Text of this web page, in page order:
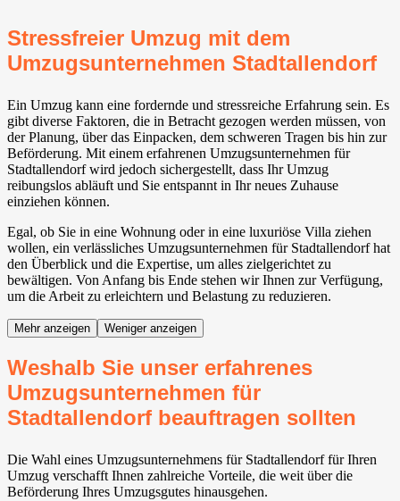
Stressfreier Umzug mit dem
Umzugsunternehmen Stadtallendorf
Ein Umzug kann eine fordernde und stressreiche Erfahrung sein. Es
gibt diverse Faktoren, die in Betracht gezogen werden müssen, von
der Planung, über das Einpacken, dem schweren Tragen bis hin zur
Beförderung. Mit einem erfahrenen Umzugsunternehmen für
Stadtallendorf wird jedoch sichergestellt, dass Ihr Umzug
reibungslos abläuft und Sie entspannt in Ihr neues Zuhause
einziehen können.
Egal, ob Sie in eine Wohnung oder in eine luxuriöse Villa ziehen
wollen, ein verlässliches Umzugsunternehmen für Stadtallendorf hat
den Überblick und die Expertise, um alles zielgerichtet zu
bewältigen. Von Anfang bis Ende stehen wir Ihnen zur Verfügung,
um die Arbeit zu erleichtern und Belastung zu reduzieren.
Mehr anzeigen Weniger anzeigen
Weshalb Sie unser erfahrenes
Umzugsunternehmen für
Stadtallendorf beauftragen sollten
Die Wahl eines Umzugsunternehmens für Stadtallendorf für Ihren
Umzug verschafft Ihnen zahlreiche Vorteile, die weit über die
Beförderung Ihres Umzugsgutes hinausgehen.